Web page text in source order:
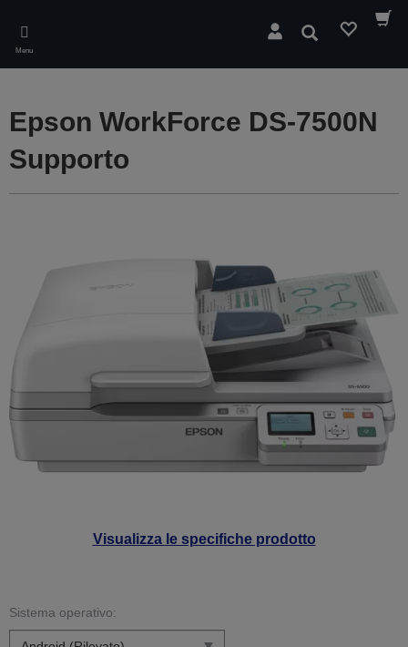
main
content
Menu
Cerca
Visualizza le specifiche prodotto
Epson WorkForce DS-7500N
Supporto
Sistema operativo: